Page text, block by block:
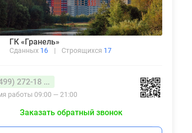
ГК «Гранель»
Сданных 16 | Строящихся 17
272-18 ...
работы 09:00 — 21:00
Заказать обратный звонок